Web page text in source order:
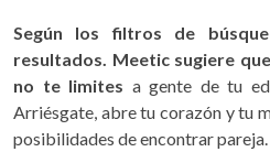
Según los filtros de
resultados. Meetic sugiere
no te limites a gente de tu
Arriésgate, abre tu corazón y tu
posibilidades de encontrar pareja.